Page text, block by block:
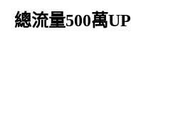
總流量500萬UP